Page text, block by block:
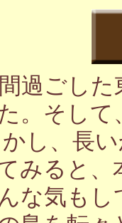
過ごし
。そし
し、長
みると
な気も